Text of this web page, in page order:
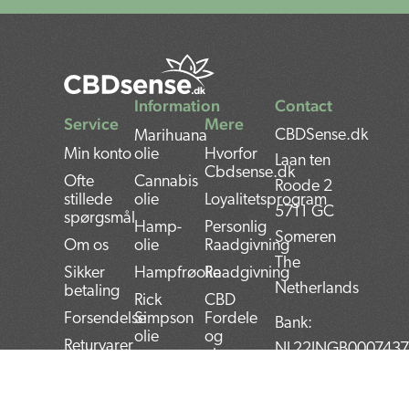
Contact
CBDSense.dk
Laan ten
Roode 2
5711 GC
Someren
The
Netherlands
Bank:
Service
Min konto
Ofte
stillede
spørgsmål
Om os
Sikker
betaling
Forsendelse
Returvarer
Information
Marihuana
olie
Cannabis
olie
Hamp-
olie
Hampfrøolie
Rick
Simpson
olie
Mere
Hvorfor
Cbdsense.dk
Loyalitetsprogram
Personlig
Raadgivning
Raadgivning
CBD
Fordele
og
ulemper